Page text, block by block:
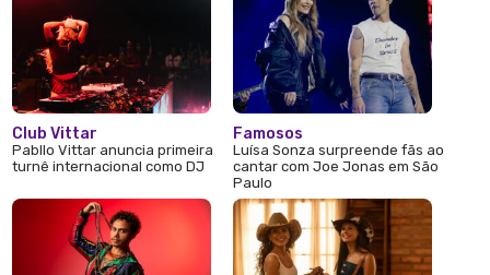
Club Vittar
Pabllo Vittar anuncia primeira
turnê internacional como DJ
Famosos
Luísa Sonza surpreende fãs ao
cantar com Joe Jonas em São
Paulo